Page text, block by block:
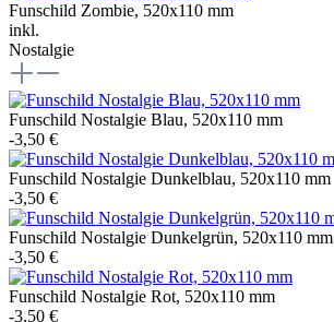
Funschild Zombie, 520x110 mm
inkl.
Nostalgie
Funschild Nostalgie Blau, 520x110 mm
-3,50 €
Funschild Nostalgie Dunkelblau, 520x110 mm
-3,50 €
Funschild Nostalgie Dunkelgrün, 520x110 mm
-3,50 €
Funschild Nostalgie Rot, 520x110 mm
-3,50 €